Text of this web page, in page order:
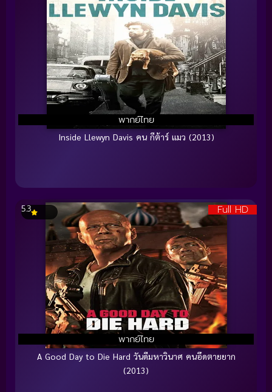
พากย์ไทย
Inside Llewyn Davis คน กีต้าร์ แมว (2013)
Full HD
พากย์ไทย
5.3
A Good Day to Die Hard วันดีมหาวินาศ คนอึดตายยาก
(2013)